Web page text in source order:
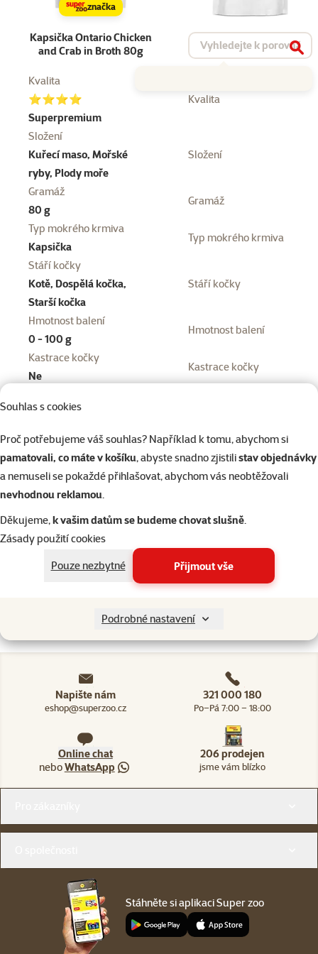
Souhlas s cookies
Proč potřebujeme váš souhlas? Například k tomu, abychom si
pamatovali, co máte v košíku, abyste snadno zjistilistav objednávky
a nemuseli se pokaždé přihlašovat, abychom vás neobtěžovali
nevhodnou reklamou.
Děkujeme,k vašim datům se budeme chovat slušně.
Zásady použití cookies
Pouze nezbytné
Přijmout vše
Podrobné nastavení
značka
Kapsička Ontario Chicken
and Crab in Broth 80g
Vyhledat produkt
Kvalita
⭐⭐⭐⭐
Superpremium
Kvalita
Složení
Kuřecí maso, Mořské
ryby, Plody moře
Složení
Gramáž
80 g
Gramáž
Typ mokrého krmiva
Kapsička
Typ mokrého krmiva
Stáří kočky
Kotě, Dospělá kočka,
Starší kočka
Stáří kočky
Hmotnost balení
0 - 100 g
Hmotnost balení
Kastrace kočky
Ne
Kastrace kočky
Bez alergie bez
specifických potřeb, Bez
lepku, Bez sóji, Bez vajec
Zdravotní omezení kočky
Bez zdravotních omezení,
zrak, Srdeční a cévní
obtíže
Běžná cena
Běžná cena
Napište nám
eshop@superzoo.cz
321 000 180
Po–Pá 7:00 – 18:00
Online chat
neboWhatsApp
206 prodejen
jsme vám blízko
Stáhněte si aplikaci Super zoo